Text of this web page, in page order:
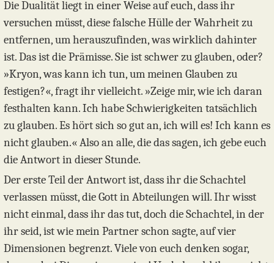
Die Dualität liegt in einer Weise auf euch, dass ihr
versuchen müsst, diese falsche Hülle der Wahrheit zu
entfernen, um herauszufinden, was wirklich dahinter
ist. Das ist die Prämisse. Sie ist schwer zu glauben, oder?
»Kryon, was kann ich tun, um meinen Glauben zu
festigen?«, fragt ihr vielleicht. »Zeige mir, wie ich daran
festhalten kann. Ich habe Schwierigkeiten tatsächlich
zu glauben. Es hört sich so gut an, ich will es! Ich kann es
nicht glauben.« Also an alle, die das sagen, ich gebe euch
die Antwort in dieser Stunde.
Der erste Teil der Antwort ist, dass ihr die Schachtel
verlassen müsst, die Gott in Abteilungen will. Ihr wisst
nicht einmal, dass ihr das tut, doch die Schachtel, in der
ihr seid, ist wie mein Partner schon sagte, auf vier
Dimensionen begrenzt. Viele von euch denken sogar,